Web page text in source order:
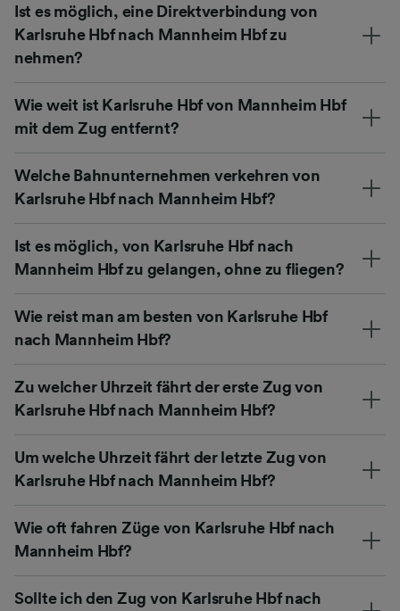
Ist es möglich, eine Direktverbindung von
Karlsruhe Hbf nach Mannheim Hbf zu
nehmen?
Wie weit ist Karlsruhe Hbf von Mannheim Hbf
mit dem Zug entfernt?
Welche Bahnunternehmen verkehren von
Karlsruhe Hbf nach Mannheim Hbf?
Ist es möglich, von Karlsruhe Hbf nach
Mannheim Hbf zu gelangen, ohne zu fliegen?
Wie reist man am besten von Karlsruhe Hbf
nach Mannheim Hbf?
Zu welcher Uhrzeit fährt der erste Zug von
Karlsruhe Hbf nach Mannheim Hbf?
Um welche Uhrzeit fährt der letzte Zug von
Karlsruhe Hbf nach Mannheim Hbf?
Wie oft fahren Züge von Karlsruhe Hbf nach
Mannheim Hbf?
Sollte ich den Zug von Karlsruhe Hbf nach